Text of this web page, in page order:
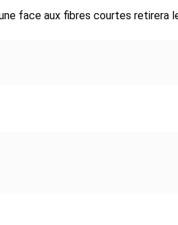
face aux fibres courtes retirera